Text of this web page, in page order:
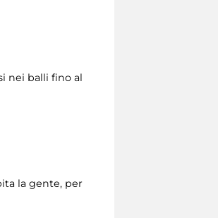
nei balli fino al
la gente, per